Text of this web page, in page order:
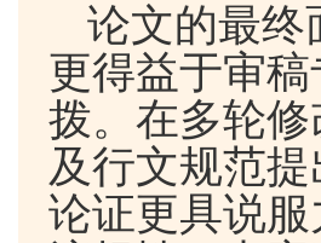
论文的最终
更得益于审
拨。在多轮
及行文规范
论证更具说